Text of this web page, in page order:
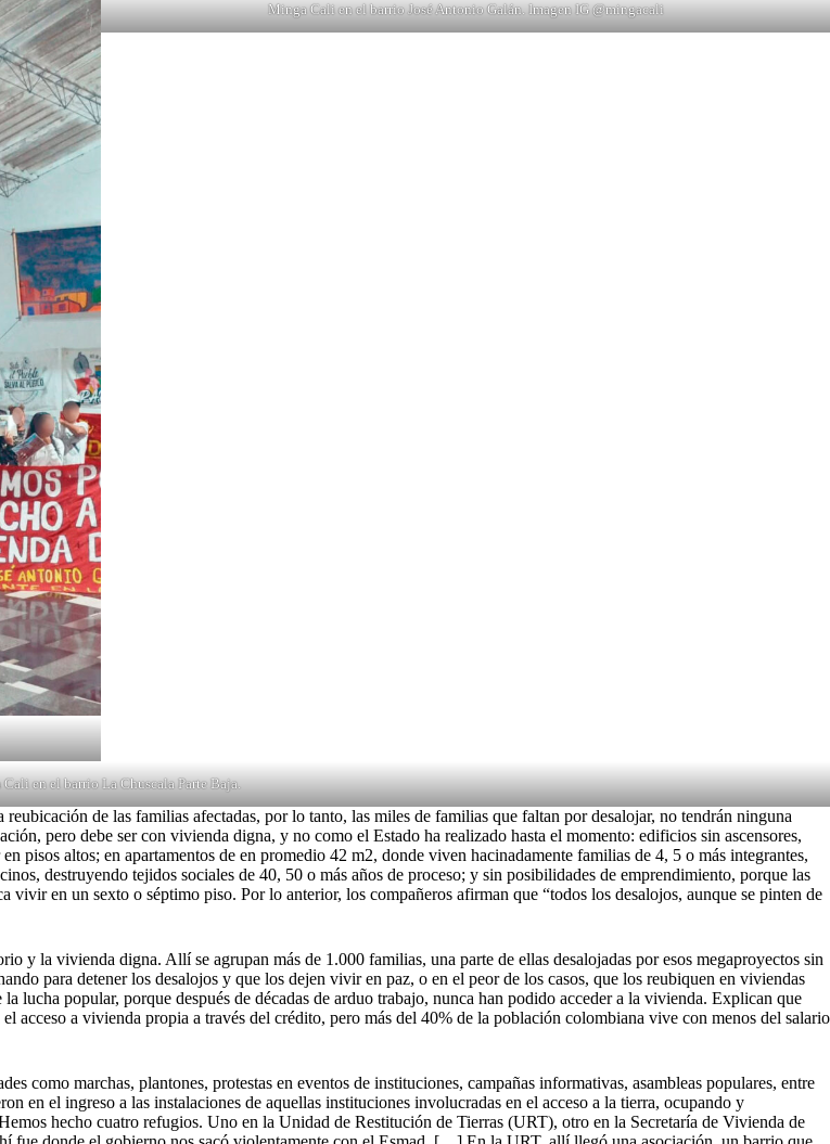
Minga Cali en el barrio José Antonio Galán. Imagen IG @mingacali
en el barrio La Chuscala Parte Baja.
de las familias afectadas, por lo tanto, las miles de familias que faltan por desalojar, no tendrán ninguna
pero debe ser con vivienda digna, y no como el Estado ha realizado hasta el momento: edificios sin ascensores,
pisos altos; en apartamentos de en promedio 42 m2, donde viven hacinadamente familias de 4, 5 o más integrantes,
destruyendo tejidos sociales de 40, 50 o más años de proceso; y sin posibilidades de emprendimiento, porque las
vivir en un sexto o séptimo piso. Por lo anterior, los compañeros afirman que “todos los desalojos, aunque se pinten de
y la vivienda digna. Allí se agrupan más de 1.000 familias, una parte de ellas desalojadas por esos megaproyectos sin
para detener los desalojos y que los dejen vivir en paz, o en el peor de los casos, que los reubiquen en viviendas
lucha popular, porque después de décadas de arduo trabajo, nunca han podido acceder a la vivienda. Explican que
acceso a vivienda propia a través del crédito, pero más del 40% de la población colombiana vive con menos del salario
como marchas, plantones, protestas en eventos de instituciones, campañas informativas, asambleas populares, entre
en el ingreso a las instalaciones de aquellas instituciones involucradas en el acceso a la tierra, ocupando y
hecho cuatro refugios. Uno en la Unidad de Restitución de Tierras (URT), otro en la Secretaría de Vivienda de